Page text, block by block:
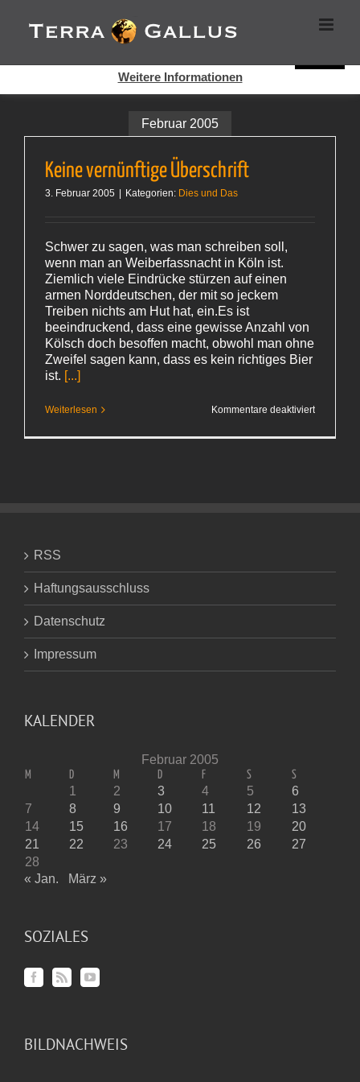
Inhalt
springen
Februar 2005
Keine vernünftige Überschrift
3. Februar 2005 Kategorien: Dies und Das
Schwer zu sagen, was man schreiben soll,
wenn man an Weiberfassnacht in Köln ist.
Ziemlich viele Eindrücke stürzen auf einen
armen Norddeutschen, der mit so jeckem
Treiben nichts am Hut hat, ein.Es ist
beeindruckend, dass eine gewisse Anzahl von
Kölsch doch besoffen macht, obwohl man ohne
Zweifel sagen kann, dass es kein richtiges Bier
ist. [...]
Weiterlesen Kommentare deaktiviertfür
RSS
Haftungsausschluss
Datenschutz
Impressum
KALENDER
Februar 2005
M D M D F S S
1 2 3 4 5
6
7
8 9 10 11 12
13
14
15 16 17 18 19
20
21
22 23 24 25 26
27
28
« Jan.
März »
SOZIALES
BILDNACHWEIS
Cookies helfen auf auf dieser Seite bei der Bereitstellung der
Dienste. Durch die Nutzung dieser Webseite erklären Sie sich
Weitere Informationen